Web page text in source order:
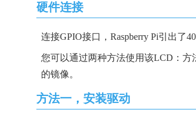
硬件连接
连接GPIO接口，Raspberry Pi引出了
您可以通过两种方法使用该LCD：方
的镜像。
方法一，安装驱动